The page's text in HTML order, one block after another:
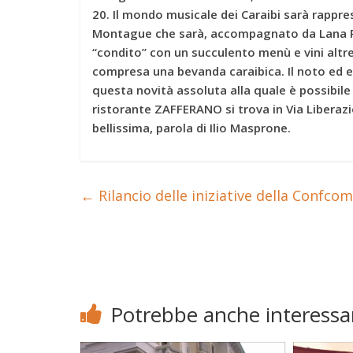
20. Il mondo musicale dei Caraibi sarà
Montague che sarà, accompagnato da
“condito” con un succulento menù e vini
compresa una bevanda caraibica. Il noto ed
questa novità assoluta alla quale è
ristorante ZAFFERANO si trova in Via
bellissima, parola di Ilio Masprone.
← Rilancio delle iniziative della
Potrebbe anche